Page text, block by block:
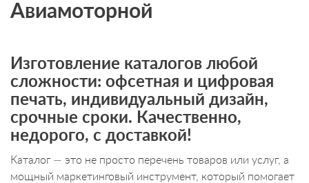
Авиамоторной
Изготовление каталогов любой
сложности: офсетная и цифровая
печать, индивидуальный дизайн,
срочные сроки. Качественно,
недорого, с доставкой!
Каталог — это не просто перечень товаров или услуг, а
мощный маркетинговый инструмент, который помогает